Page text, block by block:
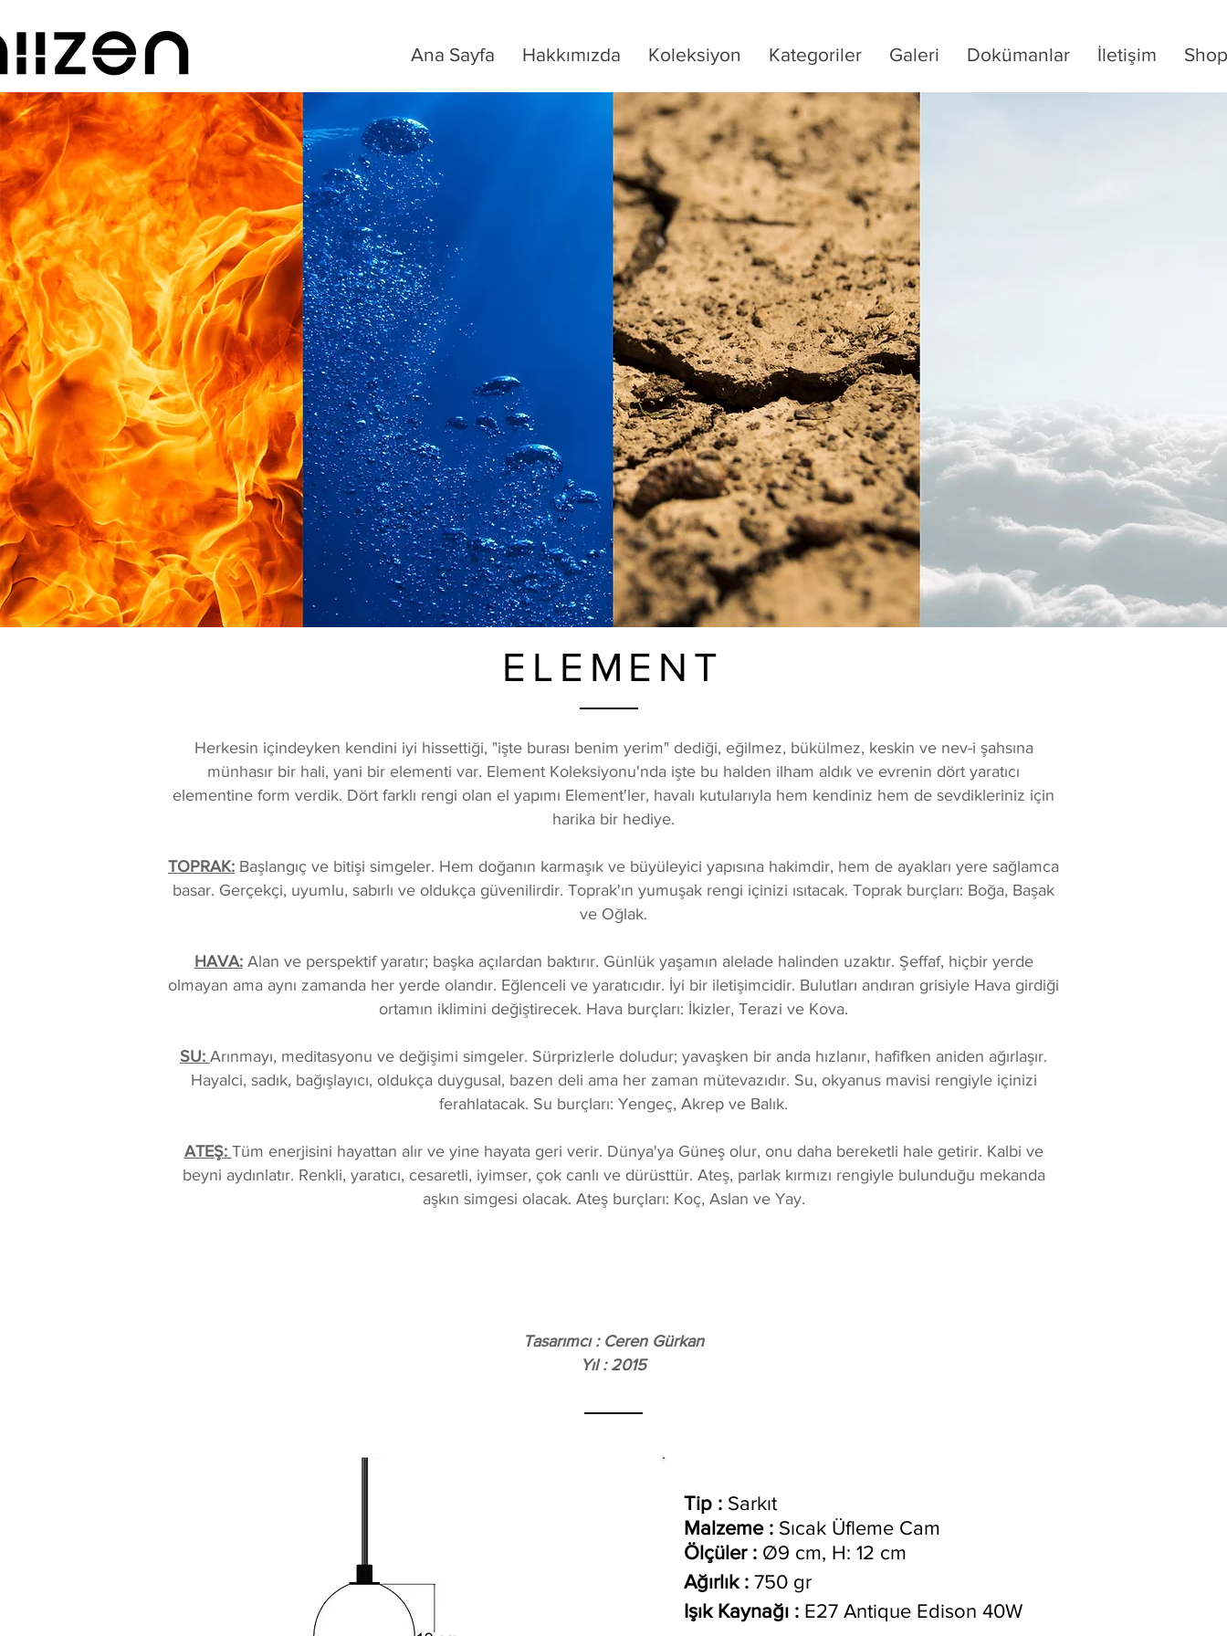
Ana Sayfa Hakkımızda Koleksiyon Kategoriler Galeri Dokümanlar İletişim Shop
ELEMENT
Herkesin içindeyken kendini iyi hissettiği, "işte burası benim yerim" dediği, eğilmez, bükülmez, keskin ve nev-i şahsına
münhasır bir hali, yani bir elementi var. Element Koleksiyonu'nda işte bu halden ilham aldık ve evrenin dört yaratıcı
elementine form verdik. Dört farklı rengi olan el yapımı Element'ler, havalı kutularıyla hem kendiniz hem de sevdikleriniz için
harika bir hediye.
TOPRAK: Başlangıç ve bitişi simgeler. Hem doğanın karmaşık ve büyüleyici yapısına hakimdir, hem de ayakları yere sağlamca
basar. Gerçekçi, uyumlu, sabırlı ve oldukça güvenilirdir. Toprak'ın yumuşak rengi içinizi ısıtacak. Toprak burçları: Boğa, Başak
ve Oğlak.
HAVA:Alan ve perspektif yaratır; başka açılardan baktırır. Günlük yaşamın alelade halinden uzaktır. Şeffaf, hiçbir yerde
olmayan ama aynı zamanda her yerde olandır. Eğlenceli ve yaratıcıdır. İyi bir iletişimcidir. Bulutları andıran grisiyle Hava girdiği
ortamın iklimini değiştirecek. Hava burçları: İkizler, Terazi ve Kova.
SU: Arınmayı, meditasyonu ve değişimi simgeler. Sürprizlerle doludur; yavaşken bir anda hızlanır, hafifken aniden ağırlaşır.
Hayalci, sadık, bağışlayıcı, oldukça duygusal, bazen deli ama her zaman mütevazıdır. Su, okyanus mavisi rengiyle içinizi
ferahlatacak. Su burçları: Yengeç, Akrep ve Balık.
ATEŞ: Tüm enerjisini hayattan alır ve yine hayata geri verir. Dünya'ya Güneş olur, onu daha bereketli hale getirir. Kalbi ve
beyni aydınlatır. Renkli, yaratıcı, cesaretli, iyimser, çok canlı ve dürüsttür. Ateş, parlak kırmızı rengiyle bulunduğu mekanda
aşkın simgesi olacak. Ateş burçları: Koç, Aslan ve Yay.
Tasarımcı : Ceren Gürkan
Yıl : 2015
Tip : Sarkıt
Malzeme : Sıcak Üfleme Cam
Ölçüler : Ø9 cm, H: 12 cm
Ağırlık : 750 gr
Işık Kaynağı : E27 Antique Edison 40W